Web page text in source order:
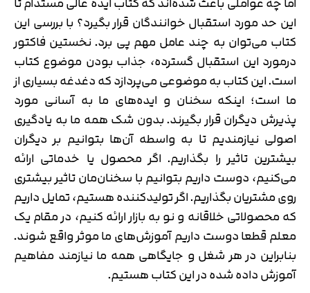
این حد مورد استقبال خوانندگان قرار بگیرد؟ با بررسی این
کتاب می‌توان به چند عامل مهم پی برد. نخستین فاکتور
درمورد این استقبال گسترده، جذاب بودن موضوع کتاب
است. این کتاب به موضوعی می‌پردازد که دغدغه بسیاری از
ما است؛ اینکه سخنان و ایده‌های ما به آسانی مورد
پذیرش دیگران قرار بگیرند. بدون شک همه ما به یادگیری
اصولی نیازمندیم تا به واسطه آن‌ها بتوانیم بر دیگران
بیشترین تاثیر را بگذاریم. اگر محصول یا خدماتی ارائه
می‌کنیم، دوست داریم بتوانیم با سخنان‌مان تاثیر بیشتری
روی مشتریان بگذاریم. اگر تولیدکننده هستیم، تمایل داریم
که محصولاتی خلاقانه و نو به بازار ارائه کنیم، در مقام یک
معلم قطعا دوست داریم آموزش‌های ما موثر واقع شوند.
بنابراین در هر شغل و جایگاهی همه ما نیازمند مفاهیم
آموزش داده شده در این کتاب هستیم.